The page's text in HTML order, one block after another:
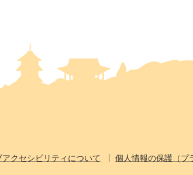
アクセシビリティについて
個人情報の保護（プ